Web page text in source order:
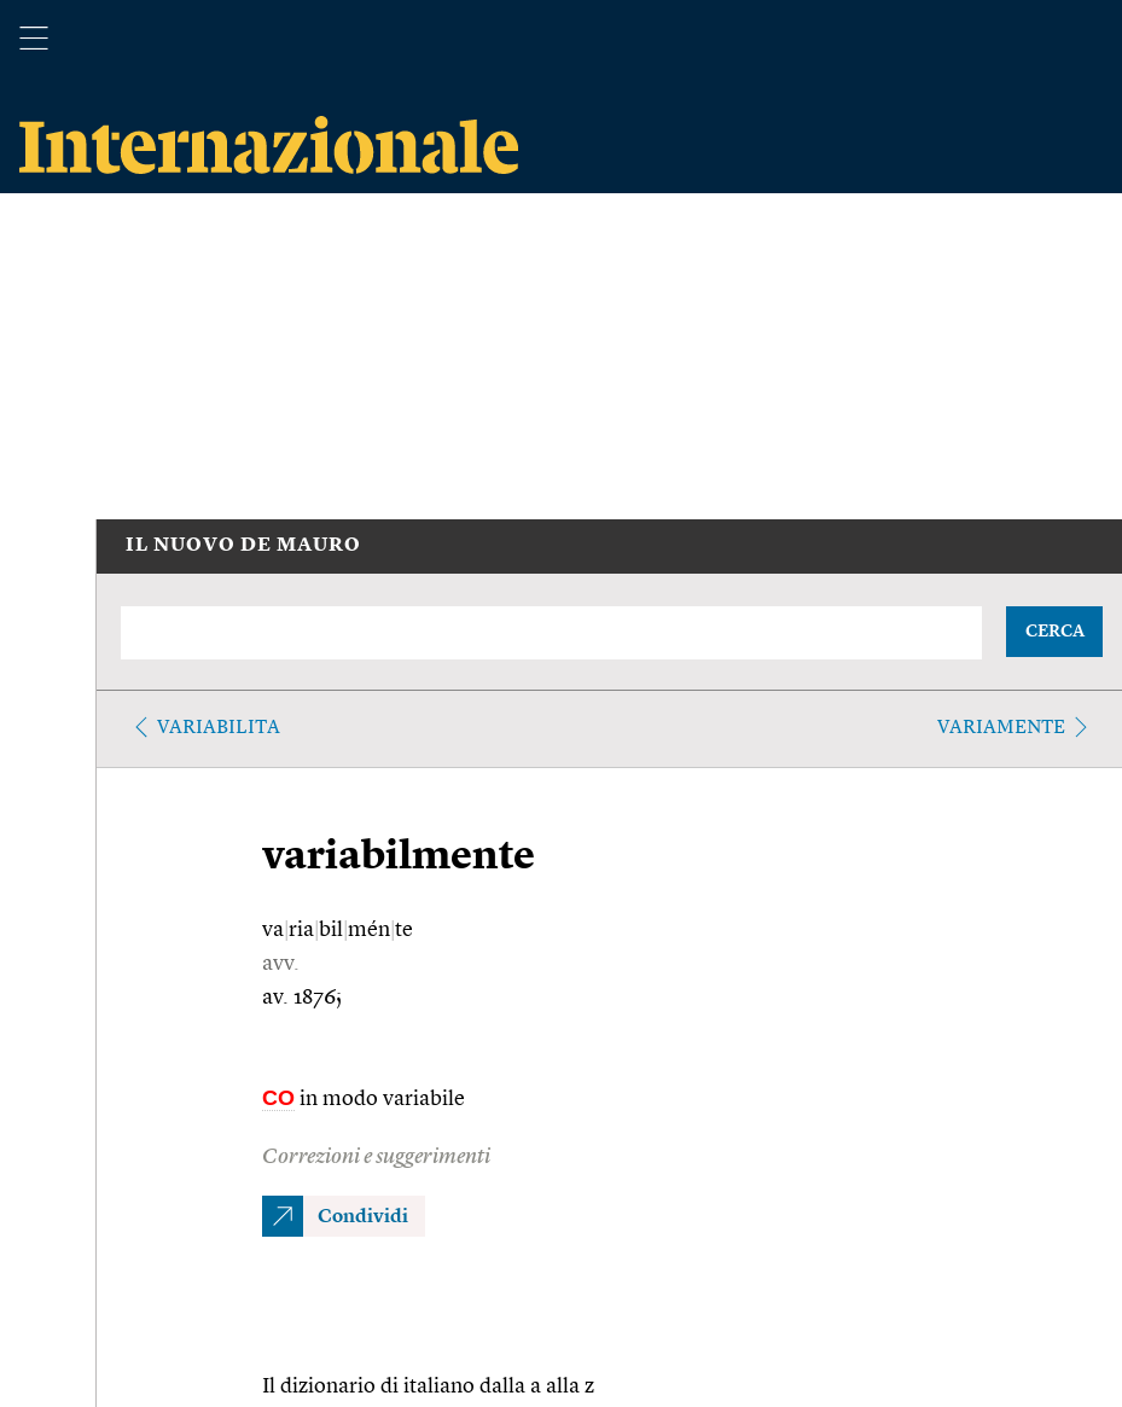
IL NUOVO DE MAURO
CERCA
VARIABILITA VARIAMENTE
variabilmente
va ria bil mén te
avv.
av. 1876;
CO in modo variabile
Correzioni e suggerimenti
Condividi
Il dizionario di italiano dalla a alla z